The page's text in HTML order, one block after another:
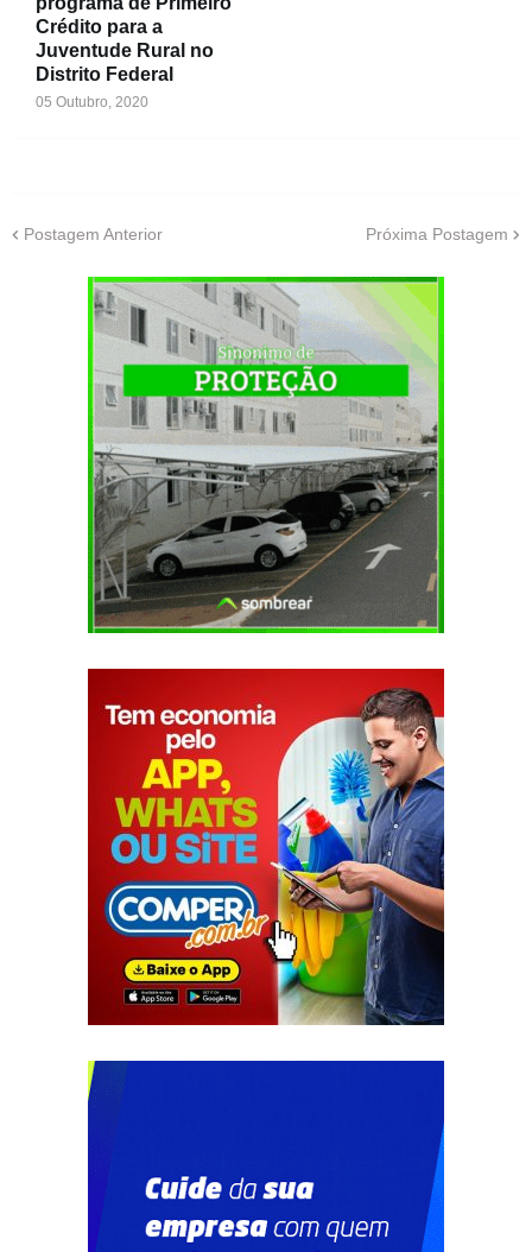
Crédito para a
Juventude Rural no
Distrito Federal
05 Outubro, 2020
Postagem Anterior Próxima Postagem